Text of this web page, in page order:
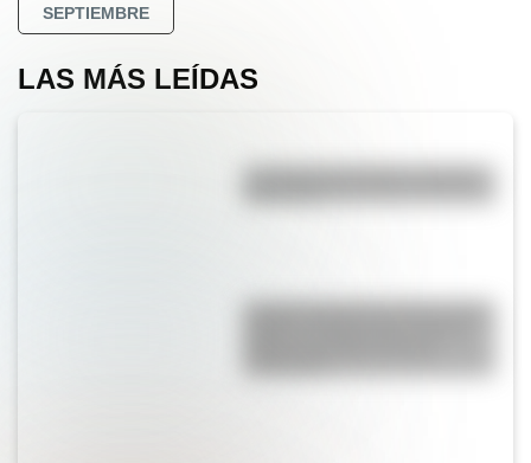
SEPTIEMBRE
LAS MÁS LEÍDAS
La vida de San Martín contada
La gran hazaña del Cruce de los